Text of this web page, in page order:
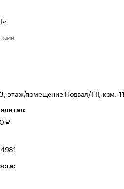
этаж/помещение Подвал/I-II, ком. 11
₽